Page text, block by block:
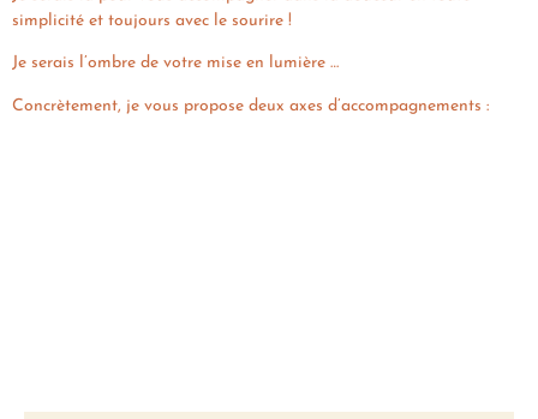
simplicité et toujours avec le sourire !
Je serais l’ombre de votre mise en lumière …
Concrètement, je vous propose deux axes d’accompagnements :